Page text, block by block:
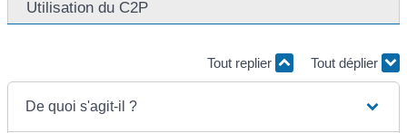
Utilisation du C2P
Tout replier Tout déplier
De quoi s'agit-il ?